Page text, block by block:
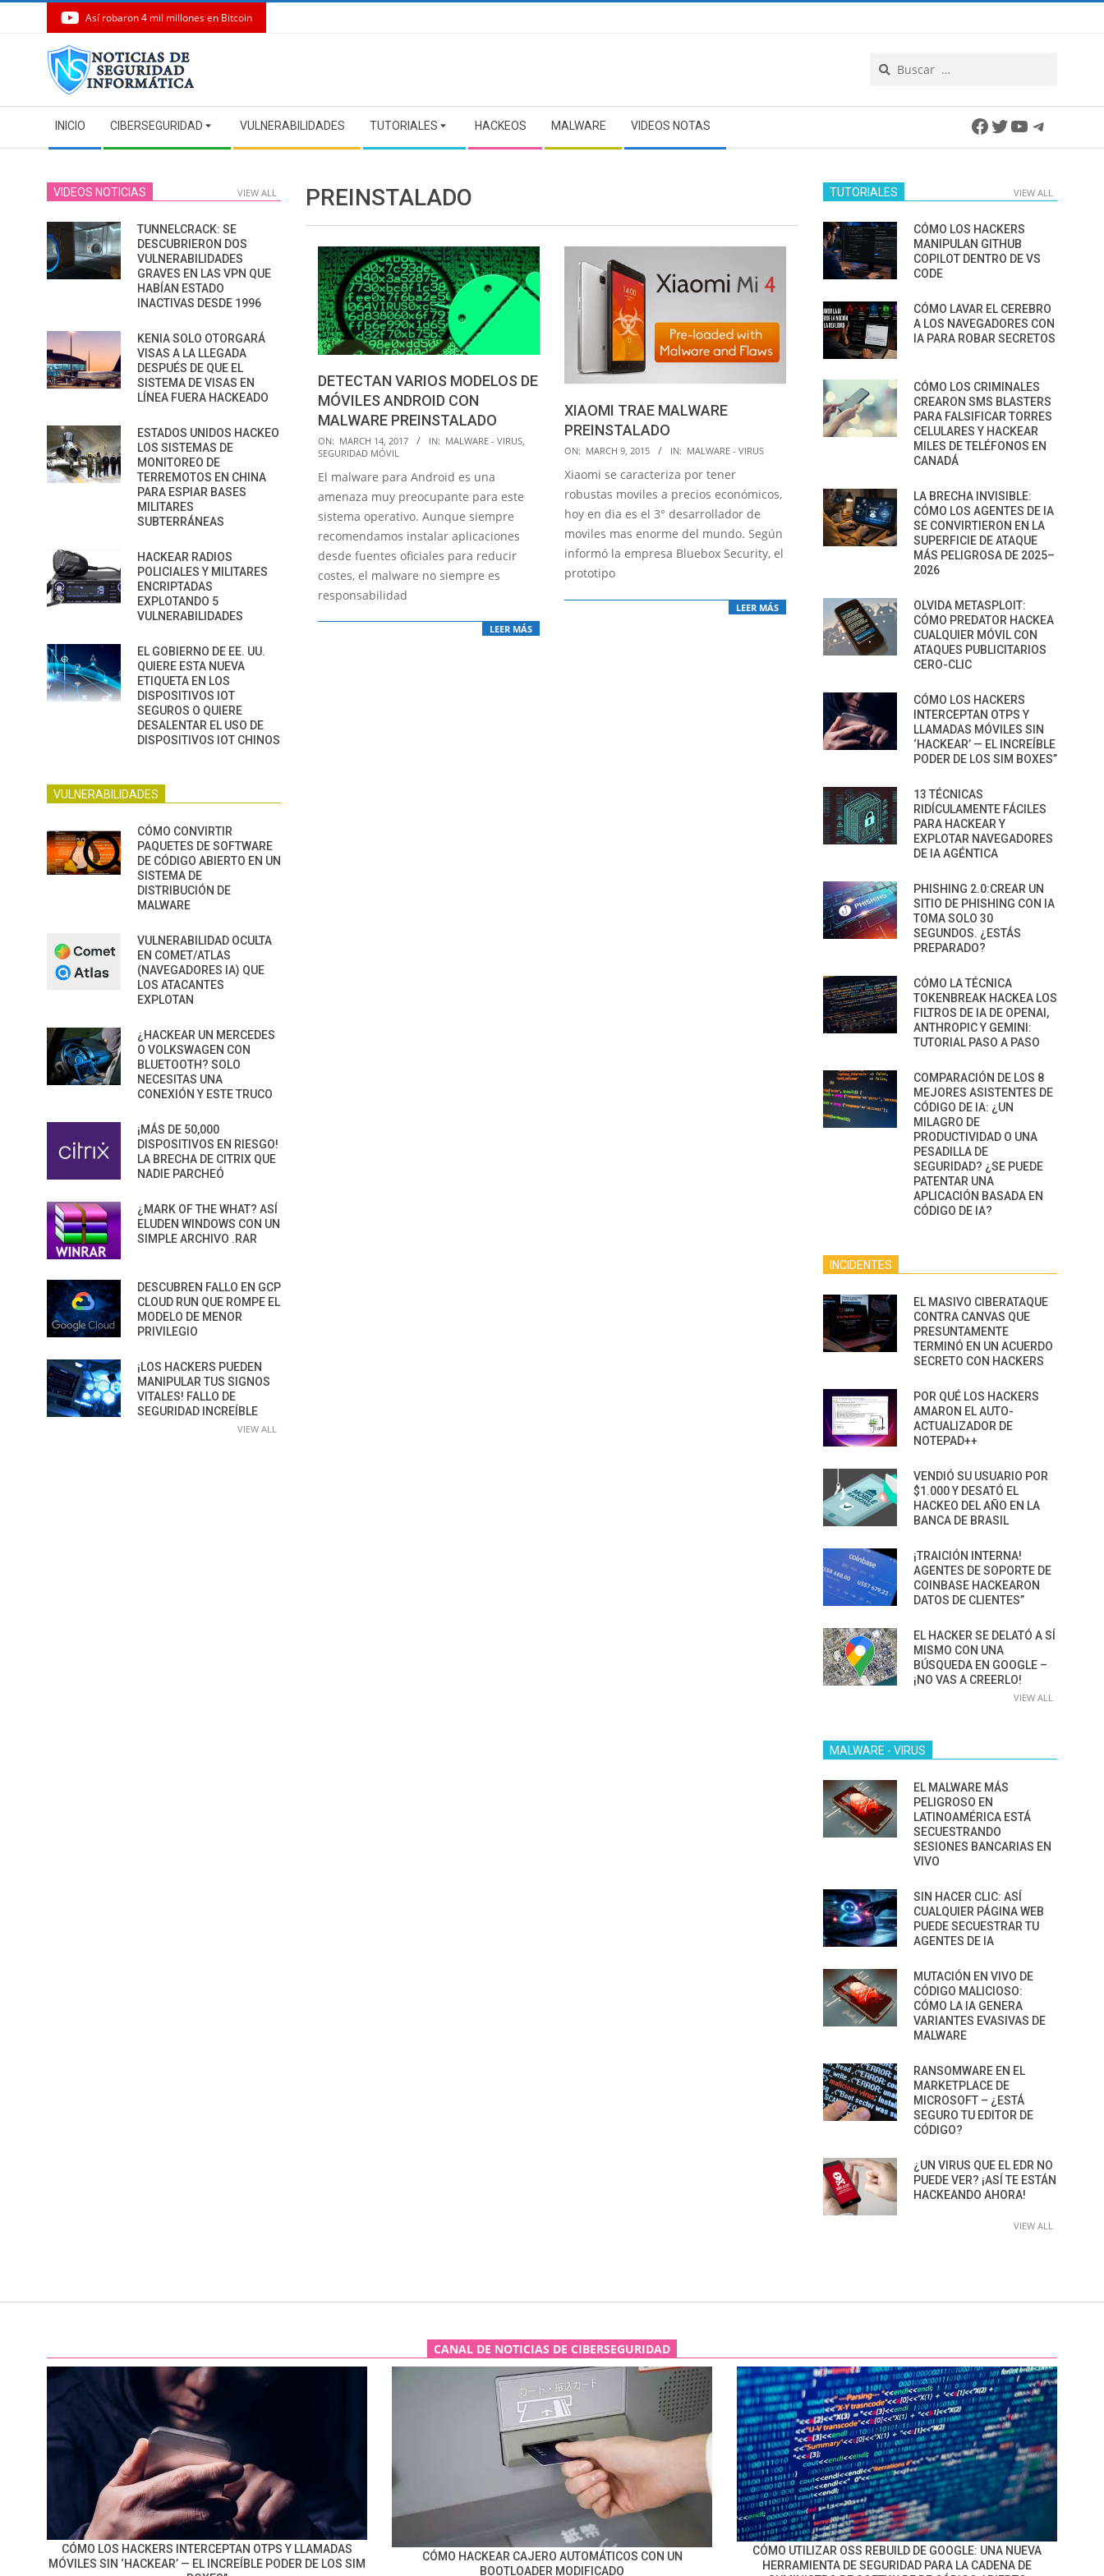
Así robaron 4 mil millones en Bitcoin
Navigation
Menu
INICIO CIBERSEGURIDAD VULNERABILIDADES TUTORIALES HACKEOS MALWARE VIDEOS NOTAS Facebook
Twitter
YouTube
PREINSTALADO
DETECTAN VARIOS MODELOS DE
MÓVILES ANDROID CON
MALWARE PREINSTALADO
2017-
03-
14
ON: MARCH 14, 2017 IN: MALWARE - VIRUS
SEGURIDAD MÓVIL
El malware para Android es una
amenaza muy preocupante para este
sistema operativo. Aunque siempre
recomendamos instalar aplicaciones
desde fuentes oficiales para reducir
costes, el malware no siempre es
responsabilidad
LEER MÁS
XIAOMI TRAE MALWARE
PREINSTALADO
2015-
03-
09
ON: MARCH 9, 2015 IN: MALWARE - VIRUS
Xiaomi se caracteriza por tener
robustas moviles a precios económicos,
hoy en dia es el 3° desarrollador de
moviles mas enorme del mundo. Según
informó la empresa Bluebox Security, el
prototipo
LEER MÁS
VIDEOS NOTICIAS VIEW ALL
TUNNELCRACK: SE
DESCUBRIERON DOS
VULNERABILIDADES
GRAVES EN LAS VPN QUE
HABÍAN ESTADO
INACTIVAS DESDE 1996
KENIA SOLO OTORGARÁ
VISAS A LA LLEGADA
DESPUÉS DE QUE EL
SISTEMA DE VISAS EN
LÍNEA FUERA HACKEADO
ESTADOS UNIDOS HACKEO
LOS SISTEMAS DE
MONITOREO DE
TERREMOTOS EN CHINA
PARA ESPIAR BASES
MILITARES
SUBTERRÁNEAS
HACKEAR RADIOS
POLICIALES Y MILITARES
ENCRIPTADAS
EXPLOTANDO 5
VULNERABILIDADES
EL GOBIERNO DE EE. UU.
QUIERE ESTA NUEVA
ETIQUETA EN LOS
DISPOSITIVOS IOT
SEGUROS O QUIERE
DESALENTAR EL USO DE
DISPOSITIVOS IOT CHINOS
VULNERABILIDADES
CÓMO CONVIRTIR
PAQUETES DE SOFTWARE
DE CÓDIGO ABIERTO EN UN
SISTEMA DE
DISTRIBUCIÓN DE
MALWARE
VULNERABILIDAD OCULTA
EN COMET/ATLAS
(NAVEGADORES IA) QUE
LOS ATACANTES
EXPLOTAN
¿HACKEAR UN MERCEDES
O VOLKSWAGEN CON
BLUETOOTH? SOLO
NECESITAS UNA
CONEXIÓN Y ESTE TRUCO
¡MÁS DE 50,000
DISPOSITIVOS EN RIESGO!
LA BRECHA DE CITRIX QUE
NADIE PARCHEÓ
¿MARK OF THE WHAT? ASÍ
ELUDEN WINDOWS CON UN
SIMPLE ARCHIVO .RAR
DESCUBREN FALLO EN GCP
CLOUD RUN QUE ROMPE EL
MODELO DE MENOR
PRIVILEGIO
¡LOS HACKERS PUEDEN
MANIPULAR TUS SIGNOS
VITALES! FALLO DE
SEGURIDAD INCREÍBLE
VIEW ALL
TUTORIALES VIEW ALL
CÓMO LOS HACKERS
MANIPULAN GITHUB
COPILOT DENTRO DE VS
CODE
CÓMO LAVAR EL CEREBRO
A LOS NAVEGADORES CON
IA PARA ROBAR SECRETOS
CÓMO LOS CRIMINALES
CREARON SMS BLASTERS
PARA FALSIFICAR TORRES
CELULARES Y HACKEAR
MILES DE TELÉFONOS EN
CANADÁ
LA BRECHA INVISIBLE:
CÓMO LOS AGENTES DE IA
SE CONVIRTIERON EN LA
SUPERFICIE DE ATAQUE
MÁS PELIGROSA DE 2025–
2026
OLVIDA METASPLOIT:
CÓMO PREDATOR HACKEA
CUALQUIER MÓVIL CON
ATAQUES PUBLICITARIOS
CERO-CLIC
CÓMO LOS HACKERS
INTERCEPTAN OTPS Y
LLAMADAS MÓVILES SIN
‘HACKEAR’ — EL INCREÍBLE
PODER DE LOS SIM BOXES”
13 TÉCNICAS
RIDÍCULAMENTE FÁCILES
PARA HACKEAR Y
EXPLOTAR NAVEGADORES
DE IA AGÉNTICA
PHISHING 2.0:CREAR UN
SITIO DE PHISHING CON IA
TOMA SOLO 30
SEGUNDOS. ¿ESTÁS
PREPARADO?
CÓMO LA TÉCNICA
TOKENBREAK HACKEA LOS
FILTROS DE IA DE OPENAI,
ANTHROPIC Y GEMINI:
TUTORIAL PASO A PASO
COMPARACIÓN DE LOS 8
MEJORES ASISTENTES DE
CÓDIGO DE IA: ¿UN
MILAGRO DE
PRODUCTIVIDAD O UNA
PESADILLA DE
SEGURIDAD? ¿SE PUEDE
PATENTAR UNA
APLICACIÓN BASADA EN
CÓDIGO DE IA?
INCIDENTES
EL MASIVO CIBERATAQUE
CONTRA CANVAS QUE
PRESUNTAMENTE
TERMINÓ EN UN ACUERDO
SECRETO CON HACKERS
POR QUÉ LOS HACKERS
AMARON EL AUTO-
ACTUALIZADOR DE
NOTEPAD++
VENDIÓ SU USUARIO POR
$1.000 Y DESATÓ EL
HACKEO DEL AÑO EN LA
BANCA DE BRASIL
¡TRAICIÓN INTERNA!
AGENTES DE SOPORTE DE
COINBASE HACKEARON
DATOS DE CLIENTES”
EL HACKER SE DELATÓ A SÍ
MISMO CON UNA
BÚSQUEDA EN GOOGLE –
¡NO VAS A CREERLO!
VIEW ALL
MALWARE - VIRUS
EL MALWARE MÁS
PELIGROSO EN
LATINOAMÉRICA ESTÁ
SECUESTRANDO
SESIONES BANCARIAS EN
VIVO
SIN HACER CLIC: ASÍ
CUALQUIER PÁGINA WEB
PUEDE SECUESTRAR TU
AGENTES DE IA
MUTACIÓN EN VIVO DE
CÓDIGO MALICIOSO:
CÓMO LA IA GENERA
VARIANTES EVASIVAS DE
MALWARE
RANSOMWARE EN EL
MARKETPLACE DE
MICROSOFT – ¿ESTÁ
SEGURO TU EDITOR DE
CÓDIGO?
¿UN VIRUS QUE EL EDR NO
PUEDE VER? ¡ASÍ TE ESTÁN
HACKEANDO AHORA!
VIEW ALL
CANAL DE NOTICIAS DE CIBERSEGURIDAD
CÓMO LOS HACKERS INTERCEPTAN OTPS Y LLAMADAS
MÓVILES SIN ‘HACKEAR’ — EL INCREÍBLE PODER DE LOS SIM
CÓMO HACKEAR CAJERO AUTOMÁTICOS CON UN
BOOTLOADER MODIFICADO
CÓMO UTILIZAR OSS REBUILD DE GOOGLE: UNA NUEVA
HERRAMIENTA DE SEGURIDAD PARA LA CADENA DE